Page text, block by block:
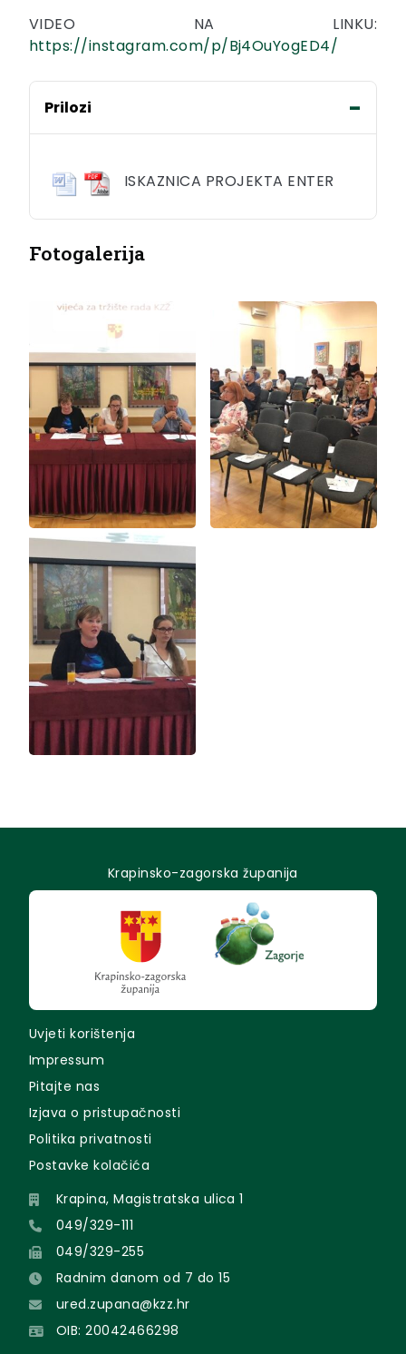
VIDEO NA LINKU:
https://instagram.com/p/Bj4OuYogED4/
Prilozi
ISKAZNICA PROJEKTA ENTER
Fotogalerija
Krapinsko-zagorska županija
Uvjeti korištenja
Impressum
Pitajte nas
Izjava o pristupačnosti
Politika privatnosti
Postavke kolačića
Krapina, Magistratska ulica 1
049/329-111
049/329-255
Radnim danom od 7 do 15
ured.zupana@kzz.hr
OIB: 20042466298